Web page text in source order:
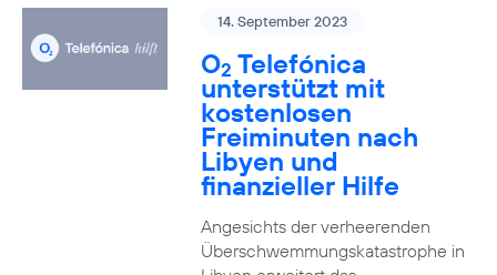
14. September 2023
O2 Telefónica
unterstützt mit
kostenlosen
Freiminuten nach
Libyen und
finanzieller Hilfe
Angesichts der verheerenden
Überschwemmungskatastrophe in